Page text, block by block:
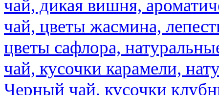
чай, дикая вишня,
чай, цветы жасмина,
цветы сафлора,
чай, кусочки карамели,
Черный чай, кусочки